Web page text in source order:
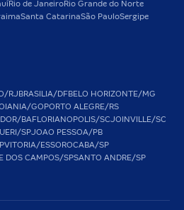
Rio de JaneiroRio Grande do Norte
Santa CatarinaSão PauloSergipe
RJBRASILIA/DFBELO HORIZONTE/MG
GOPORTO ALEGRE/RS
BAFLORIANOPOLIS/SCJOINVILLE/SC
SPJOAO PESSOA/PB
VITORIA/ESSOROCABA/SP
DOS CAMPOS/SPSANTO ANDRE/SP